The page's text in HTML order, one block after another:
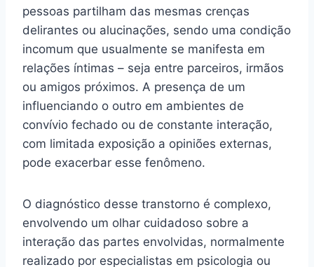
pessoas partilham das mesmas crenças
delirantes ou alucinações, sendo uma condição
incomum que usualmente se manifesta em
relações íntimas – seja entre parceiros, irmãos
ou amigos próximos. A presença de um
influenciando o outro em ambientes de
convívio fechado ou de constante interação,
com limitada exposição a opiniões externas,
pode exacerbar esse fenômeno.
O diagnóstico desse transtorno é complexo,
envolvendo um olhar cuidadoso sobre a
interação das partes envolvidas, normalmente
realizado por especialistas em psicologia ou